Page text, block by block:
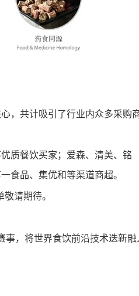
，共计吸引了行业内众多采购
质餐饮买家；爱森、清美、铭
食品、集优和等渠道商超。
敬请期待。
事，将世界食饮前沿技术迭新融